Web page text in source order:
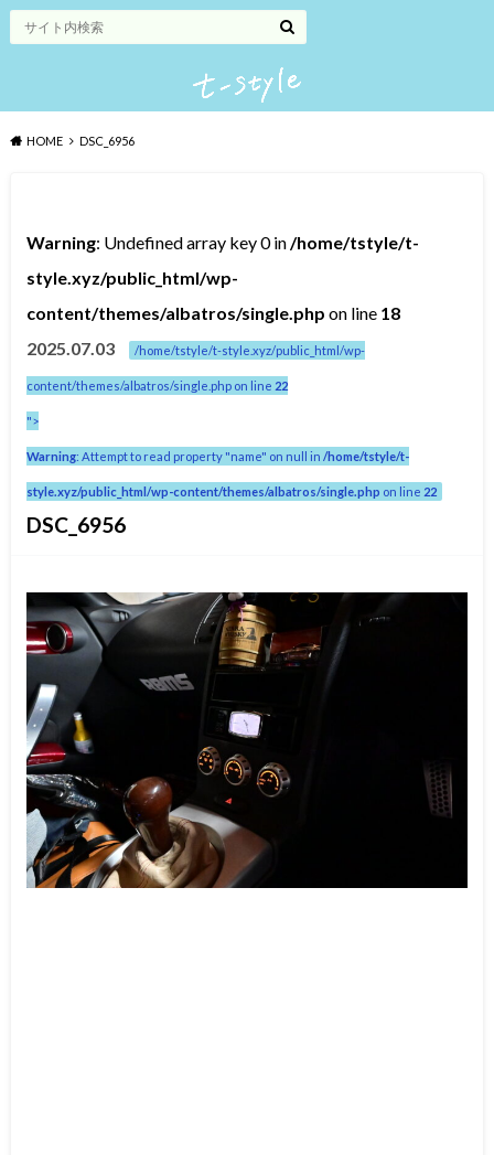
HOME DSC_6956
Warning: Undefined array key 0 in/home/tstyle/t-
style.xyz/public_html/wp-
content/themes/albatros/single.php on line 18
2025.07.03
/home/tstyle/t-style.xyz/public_html/wp-
content/themes/albatros/single.php on line 22
">
Warning: Attempt to read property "name" on null in/home/tstyle/t-
style.xyz/public_html/wp-content/themes/albatros/single.php on line 22
DSC_6956